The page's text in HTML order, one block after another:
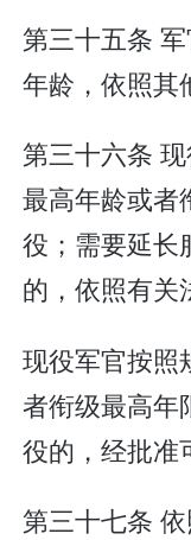
第三十五条
年龄，依照其
第三十六条
最高年龄或者
役；需要延长
的，依照有关
现役军官按照
者衔级最高年
役的，经批准
第三十七条